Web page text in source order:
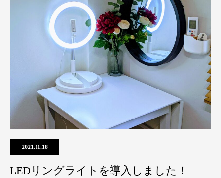
2021.11.18
LEDリングライトを導入しました！